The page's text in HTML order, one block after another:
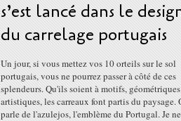
s’est lancé dans le
du carrelage portugais
Un jour, si vous mettez vos 10 orteils sur le sol
portugais, vous ne pourrez passer à côté de ces
splendeurs. Qu'ils soient à motifs,
artistiques, les carreaux font partis du paysage.
parle de l'azulejos, l'emblème du Portugal. Je